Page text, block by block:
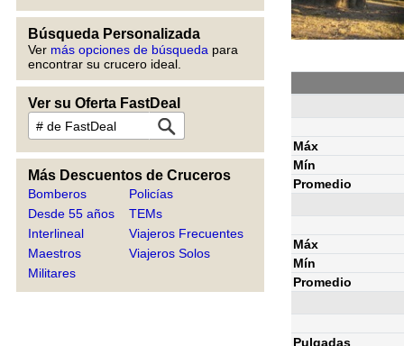
Búsqueda Personalizada
Ver más opciones de búsqueda para
encontrar su crucero ideal.
Ver su Oferta FastDeal
Más Descuentos de Cruceros
Bomberos
Desde 55 años
Interlineal
Maestros
Militares
Policías
TEMs
Viajeros Frecuentes
Viajeros Solos
Máx
Mín
Promedio
Máx
Mín
Promedio
Pulgadas